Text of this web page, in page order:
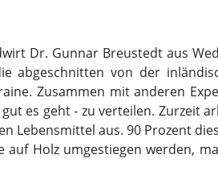
Dr. Gunnar Breustedt aus
abgeschnitten von der
Zusammen mit anderen
es geht - zu verteilen. Zurzeit
Lebensmittel aus. 90 Prozent
Holz umgestiegen werden,